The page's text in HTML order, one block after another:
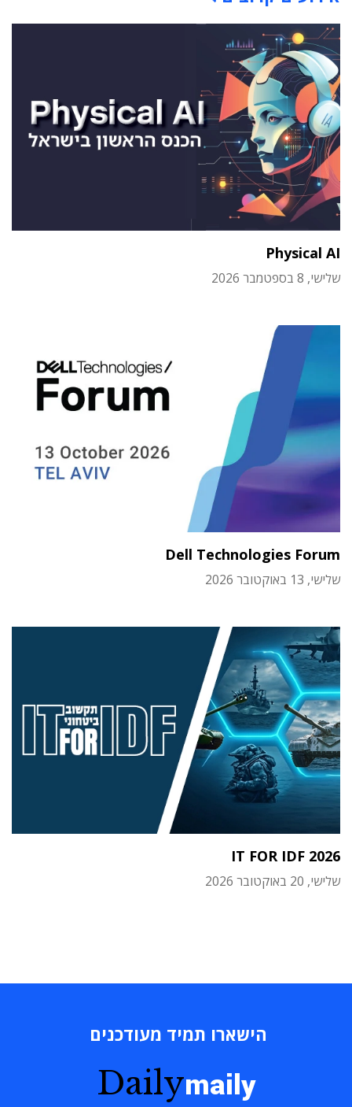
Physical AI
שלישי, 8 בספטמבר 2026
Dell Technologies Forum
שלישי, 13 באוקטובר 2026
IT FOR IDF 2026
שלישי, 20 באוקטובר 2026
הישארו תמיד מעודכנים
Dailymaily